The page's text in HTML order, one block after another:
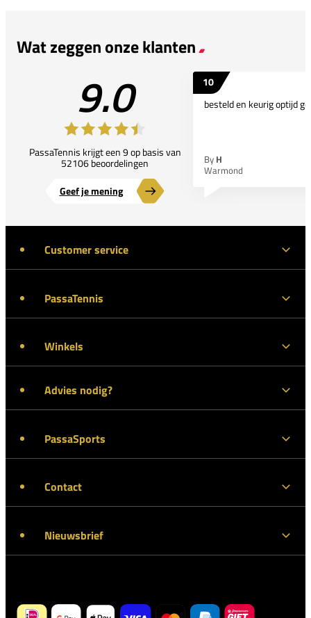
Wat zeggen onze klanten
9.0
PassaTennis krijgt een 9 op basis van
52106 beoordelingen
Geef je mening
10
besteld en keurig optijd
By H
Warmond
Customer service
PassaTennis
Winkels
Advies nodig?
PassaSports
Contact
Nieuwsbrief